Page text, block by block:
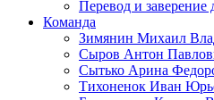
Перевод и заверение
Команда
Зимянин Михаил
Сыров Антон
Сытько Арина
Тихоненок Иван